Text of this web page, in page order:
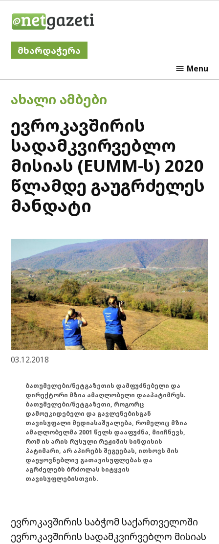
მხარდაჭერა
Menu
POSTED
ᲐᲮᲐᲚᲘ ᲐᲛᲑᲔᲑᲘ
ევროკავშირის
სადამკვირვებლო
მისიას (EUMM-ს) 2020
წლამდე გაუგრძელეს
მანდატი
03.12.2018
ბათუმელები/ნეტგაზეთის დამფუძნებელი და
დირექტორი მზია ამაღლობელი დააპატიმრეს.
ბათუმელები/ნეტგაზეთი, როგორც
დამოუკიდებელი და გავლენებისგან
თავისუფალი მედიასაშუალება, რომელიც მზია
ამაღლობელმა 2001 წელს დააფუძნა, მიიჩნევს,
რომ ის არის რუსული რეჟიმის სინდისის
პატიმარი, არ აპირებს შეგუებას, ითხოვს მის
დაუყოვნებლივ გათავისუფლებას და
აგრძელებს ბრძოლას სიტყვის
თავისუფლებისთვის.
ევროკავშირის საბჭომ საქართველოში
ევროკავშირის სადამკვირვებლო მისიას